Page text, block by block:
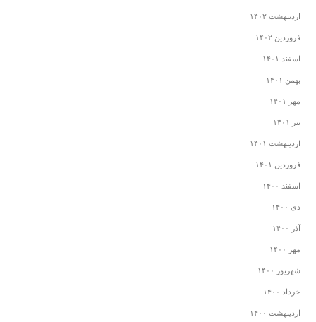
اردیبهشت ۱۴۰۲
فروردین ۱۴۰۲
اسفند ۱۴۰۱
بهمن ۱۴۰۱
مهر ۱۴۰۱
تیر ۱۴۰۱
اردیبهشت ۱۴۰۱
فروردین ۱۴۰۱
اسفند ۱۴۰۰
دی ۱۴۰۰
آذر ۱۴۰۰
مهر ۱۴۰۰
شهریور ۱۴۰۰
خرداد ۱۴۰۰
اردیبهشت ۱۴۰۰